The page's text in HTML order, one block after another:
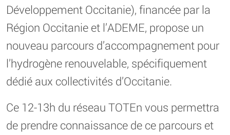
Développement Occitanie), financée par la
Région Occitanie et l’ADEME, propose un
nouveau parcours d’accompagnement pour
l’hydrogène renouvelable, spécifiquement
dédié aux collectivités d’Occitanie.
Ce 12-13h du réseau TOTEn vous permettra
de prendre connaissance de ce parcours et